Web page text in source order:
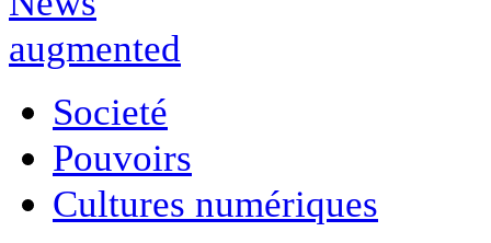
Societé
Pouvoirs
Cultures numériques